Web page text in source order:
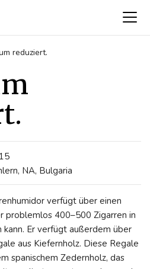
reduziert.
NA, Bulgaria
verfügt über einen
problemlos 400–500 Zigarren in
Er verfügt außerdem über
aus Kiefernholz. Diese Regale
spanischem Zedernholz, das